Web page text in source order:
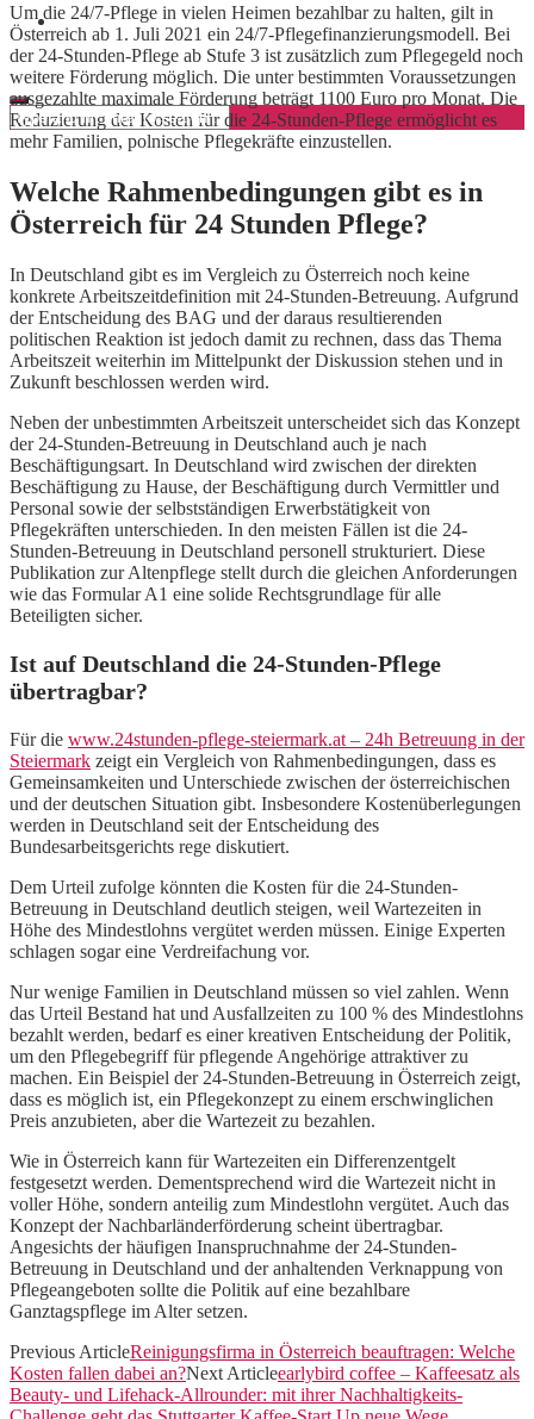
Geschäftskonto eröffnen
Um die 24/7-Pflege in vielen Heimen bezahlbar zu halten, gilt in
Österreich ab 1. Juli 2021 ein 24/7-Pflegefinanzierungsmodell. Bei
der 24-Stunden-Pflege ab Stufe 3 ist zusätzlich zum Pflegegeld noch
weitere Förderung möglich. Die unter bestimmten Voraussetzungen
ausgezahlte maximale Förderung beträgt 1100 Euro pro Monat. Die
Reduzierung der Kosten für die 24-Stunden-Pflege ermöglicht es
mehr Familien, polnische Pflegekräfte einzustellen.
Welche Rahmenbedingungen gibt es in
Österreich für 24 Stunden Pflege?
In Deutschland gibt es im Vergleich zu Österreich noch keine
konkrete Arbeitszeitdefinition mit 24-Stunden-Betreuung. Aufgrund
der Entscheidung des BAG und der daraus resultierenden
politischen Reaktion ist jedoch damit zu rechnen, dass das Thema
Arbeitszeit weiterhin im Mittelpunkt der Diskussion stehen und in
Zukunft beschlossen werden wird.
Neben der unbestimmten Arbeitszeit unterscheidet sich das Konzept
der 24-Stunden-Betreuung in Deutschland auch je nach
Beschäftigungsart. In Deutschland wird zwischen der direkten
Beschäftigung zu Hause, der Beschäftigung durch Vermittler und
Personal sowie der selbstständigen Erwerbstätigkeit von
Pflegekräften unterschieden. In den meisten Fällen ist die 24-
Stunden-Betreuung in Deutschland personell strukturiert. Diese
Publikation zur Altenpflege stellt durch die gleichen Anforderungen
wie das Formular A1 eine solide Rechtsgrundlage für alle
Beteiligten sicher.
Ist auf Deutschland die 24-Stunden-Pflege
übertragbar?
Für die www.24stunden-pflege-steiermark.at – 24h Betreuung in der
Steiermark zeigt ein Vergleich von Rahmenbedingungen, dass es
Gemeinsamkeiten und Unterschiede zwischen der österreichischen
und der deutschen Situation gibt. Insbesondere Kostenüberlegungen
werden in Deutschland seit der Entscheidung des
Bundesarbeitsgerichts rege diskutiert.
Dem Urteil zufolge könnten die Kosten für die 24-Stunden-
Betreuung in Deutschland deutlich steigen, weil Wartezeiten in
Höhe des Mindestlohns vergütet werden müssen. Einige Experten
schlagen sogar eine Verdreifachung vor.
Nur wenige Familien in Deutschland müssen so viel zahlen. Wenn
das Urteil Bestand hat und Ausfallzeiten zu 100 % des Mindestlohns
bezahlt werden, bedarf es einer kreativen Entscheidung der Politik,
um den Pflegebegriff für pflegende Angehörige attraktiver zu
machen. Ein Beispiel der 24-Stunden-Betreuung in Österreich zeigt,
dass es möglich ist, ein Pflegekonzept zu einem erschwinglichen
Preis anzubieten, aber die Wartezeit zu bezahlen.
Wie in Österreich kann für Wartezeiten ein Differenzentgelt
festgesetzt werden. Dementsprechend wird die Wartezeit nicht in
voller Höhe, sondern anteilig zum Mindestlohn vergütet. Auch das
Konzept der Nachbarländerförderung scheint übertragbar.
Angesichts der häufigen Inanspruchnahme der 24-Stunden-
Betreuung in Deutschland und der anhaltenden Verknappung von
Pflegeangeboten sollte die Politik auf eine bezahlbare
Ganztagspflege im Alter setzen.
Previous ArticleReinigungsfirma in Österreich beauftragen: Welche
Kosten fallen dabei an?Next Articleearlybird coffee – Kaffeesatz als
Beauty- und Lifehack-Allrounder: mit ihrer Nachhaltigkeits-